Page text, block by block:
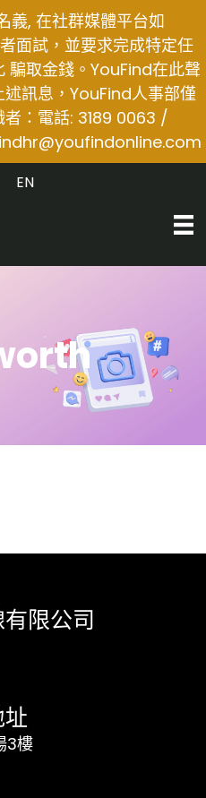
義, 在社群媒體平台如
面試，並要求完成特定任
騙取金錢。YouFind在此聲
訊息，YouFind人事部僅
：電話: 3189 0063 /
EN
限公司
3樓